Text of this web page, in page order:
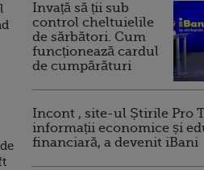
Invață să ții sub
control cheltuielile
de sărbători. Cum
funcționează cardul
de cumpărături
Incont , site-ul Știrile Pro
informații economice și
financiară, a devenit iBani